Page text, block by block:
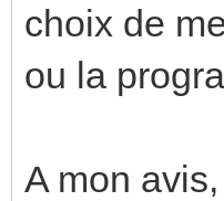
choix de
ou la
A mon